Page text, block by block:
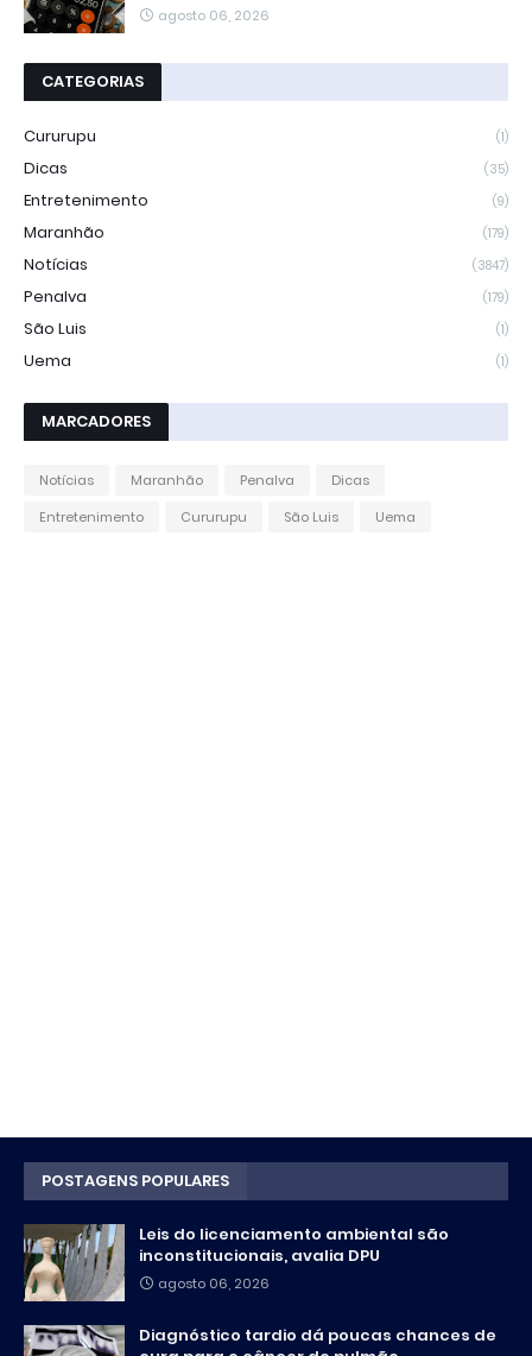
agosto 06, 2026
CATEGORIAS
Cururupu (1)
Dicas (35)
Entretenimento (9)
Maranhão (179)
Notícias (3847)
Penalva (179)
São Luis (1)
Uema (1)
MARCADORES
Notícias Maranhão Penalva
Dicas
Entretenimento
Cururupu São Luis Uema
POSTAGENS POPULARES
Leis do licenciamento ambiental são
inconstitucionais, avalia DPU
agosto 06, 2026
Diagnóstico tardio dá poucas chances de